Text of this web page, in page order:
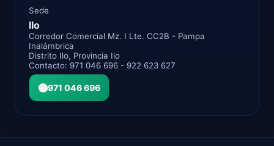
Sede
Ilo
Corredor Comercial Mz. I Lte. CC2B - Pampa
Inalámbrica
Distrito Ilo, Provincia Ilo
Contacto: 971 046 696 - 922 623 627
971 046 696